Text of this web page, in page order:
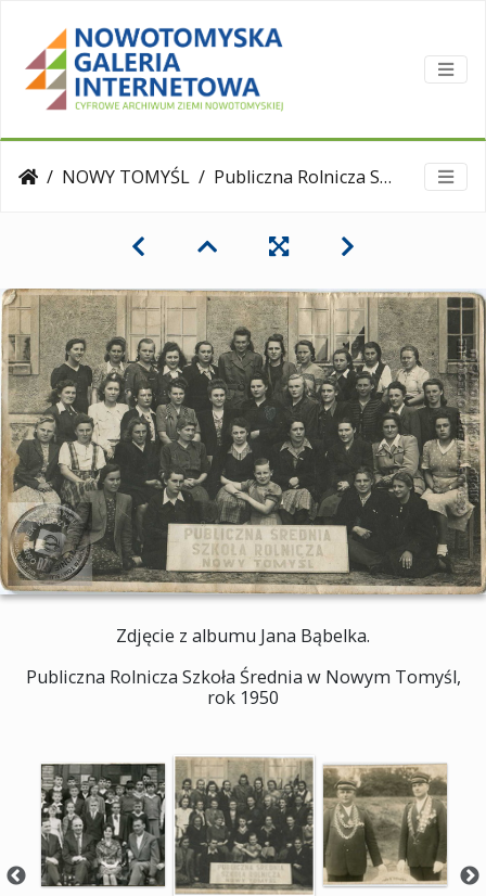
NOWY TOMYŚL Publiczna Rolnicza Szkoła Średnia w Nowym Tomyśl (1950)
Zdjęcie z albumu Jana Bąbelka.
Publiczna Rolnicza Szkoła Średnia w Nowym Tomyśl,
rok 1950